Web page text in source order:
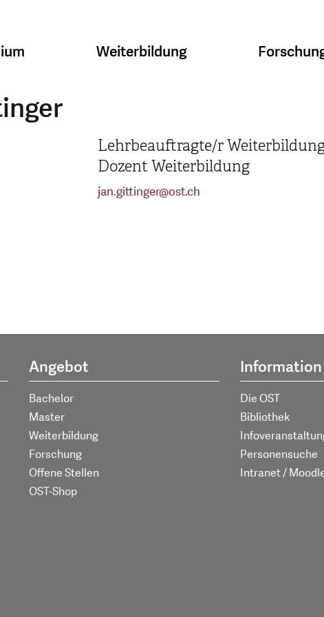
Weiterbildung
Lehrbeauftragte/r
Dozent Weiterbildung
jan.gittinger@ost.ch
Angebot
Bachelor
Master
Weiterbildung
Forschung
Offene Stellen
OST-Shop
Information
Die OST
Bibliothek
Personensuche
Intranet /